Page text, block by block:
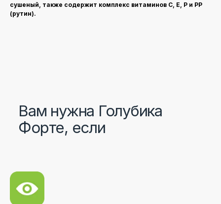
сушеный, также содержит комплекс витаминов С, Е, Р и РР
(рутин).